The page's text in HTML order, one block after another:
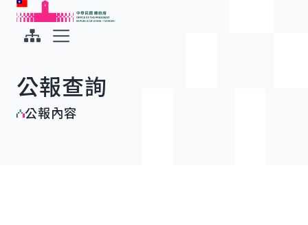
跳到主要內容
中華民國總統府
公報查詢
公報內容